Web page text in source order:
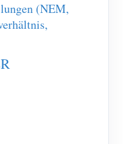
und Simulation
Solar-PV-Systeme
(NEM,